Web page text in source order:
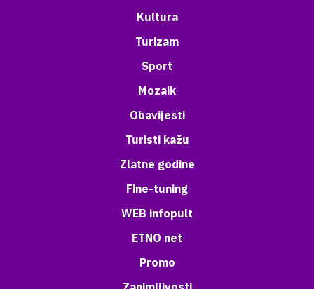
Kultura
Turizam
Sport
Mozaik
Obavijesti
Turisti kažu
Zlatne godine
Fine-tuning
WEB infopult
ETNO net
Promo